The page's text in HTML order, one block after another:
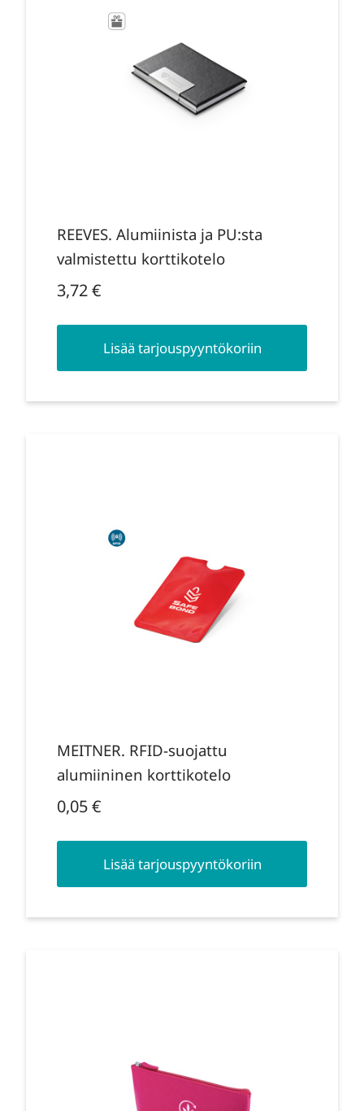
REEVES. Alumiinista ja PU:sta
valmistettu korttikotelo
3,72€
Lisää tarjouspyyntökoriin
MEITNER. RFID-suojattu
alumiininen korttikotelo
0,05€
Lisää tarjouspyyntökoriin